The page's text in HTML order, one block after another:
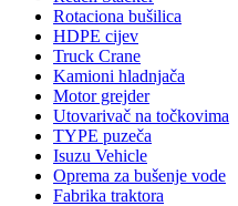
Rotaciona bušilica
HDPE cijev
Truck Crane
Kamioni hladnjača
Motor grejder
Utovarivač na točkovima
TYPE puzeča
Isuzu Vehicle
Oprema za bušenje vode
Fabrika traktora